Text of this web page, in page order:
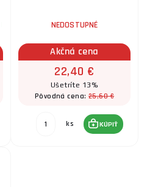
NEDOSTUPNÉ
Akčná cena
22,40 €
Ušetríte 13%
Pôvodná cena:25,60 €
ks KÚPIŤ